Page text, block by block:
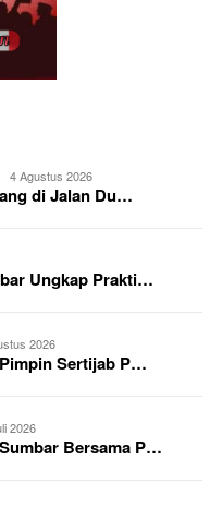
4 Agustus 2026
di Jalan Du…
Ungkap Prakti…
2026
Sertijab P…
2026
Bersama P…